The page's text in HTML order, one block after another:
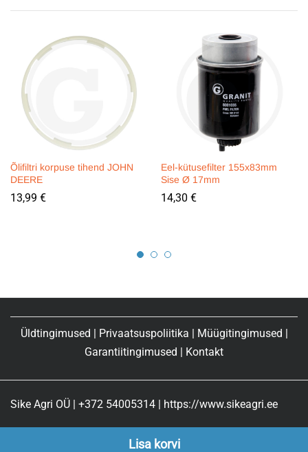
Lisa korvi
Õlifiltri korpuse tihend JOHN
DEERE
13,99 €
Eel-kütusefilter 155x83mm
Sise Ø 17mm
14,30 €
Üldtingimused | Privaatsuspoliitika | Müügitingimused |
Garantiitingimused | Kontakt
Sike Agri OÜ | +372 54005314 | https://www.sikeagri.ee